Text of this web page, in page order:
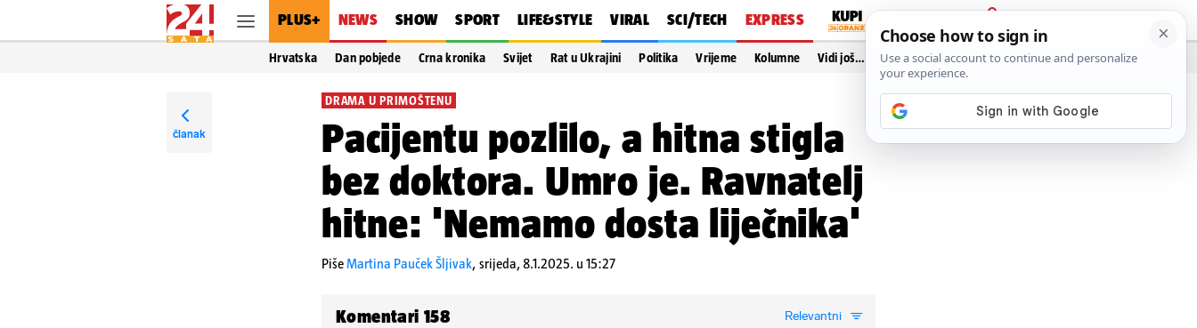
PLUS+ NEWS SHOW SPORT LIFE&STYLE VIRAL SCI/TECH EXPRESS
PRIJAVA
Hrvatska Dan pobjede Crna kronika Svijet Rat u Ukrajini Politika Vrijeme Kolumne Vidi još…
članak
DRAMA U PRIMOŠTENU
Pacijentu pozlilo, a hitna stigla
bez doktora. Umro je. Ravnatelj
hitne: 'Nemamo dosta liječnika'
PišeMartina Pauček Šljivak, srijeda, 8.1.2025. u 15:27
Komentari 158 Relevantni